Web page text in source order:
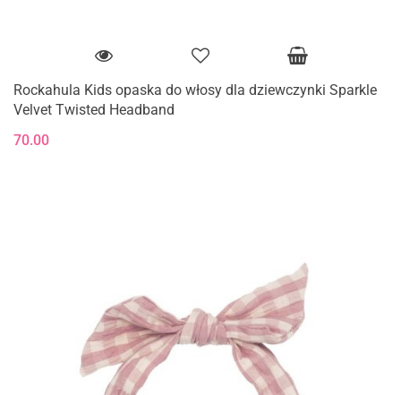
Rockahula Kids opaska do włosy dla dziewczynki Sparkle
Velvet Twisted Headband
70.00